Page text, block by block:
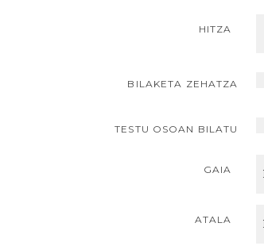
HITZA
BILAKETA ZEHATZA
TESTU OSOAN BILATU
GAIA
ATALA